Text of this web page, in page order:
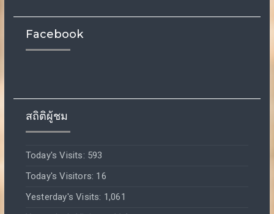
Facebook
สถิติผู้ชม
Today's Visits: 593
Today's Visitors: 16
Yesterday's Visits: 1,061